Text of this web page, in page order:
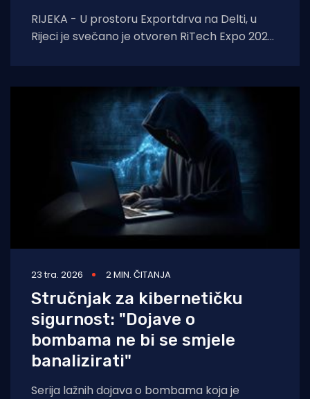
RIJEKA - U prostoru Exportdrva na Delti, u
Rijeci je svečano je otvoren RiTech Expo 2026
23 tra. 2026 2 MIN. ČITANJA
Stručnjak za kibernetičku
sigurnost: "Dojave o
bombama ne bi se smjele
banalizirati"
Serija lažnih dojava o bombama koja je